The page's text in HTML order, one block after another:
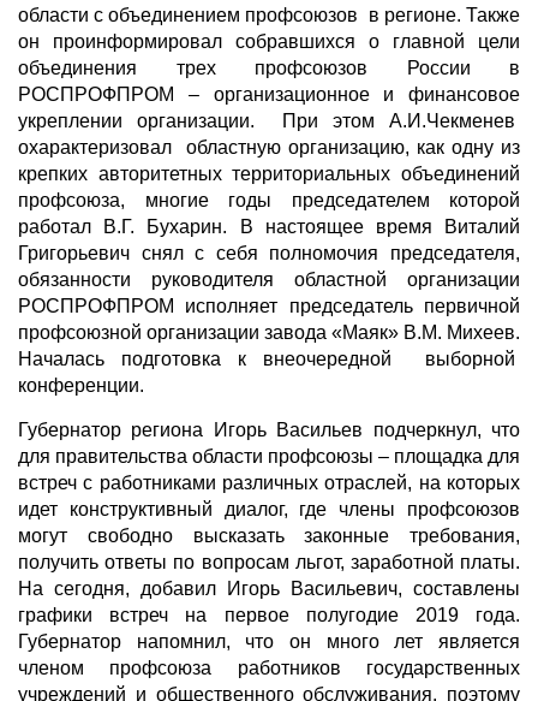
области с объединением профсоюзов в регионе. Также
он проинформировал собравшихся о главной цели
объединения трех профсоюзов России в
РОСПРОФПРОМ – организационное и финансовое
укреплении организации. При этом А.И.Чекменев
охарактеризовал областную организацию, как одну из
крепких авторитетных территориальных объединений
профсоюза, многие годы председателем которой
работал В.Г. Бухарин. В настоящее время Виталий
Григорьевич снял с себя полномочия председателя,
обязанности руководителя областной организации
РОСПРОФПРОМ исполняет председатель первичной
профсоюзной организации завода «Маяк» В.М. Михеев.
Началась подготовка к внеочередной выборной
конференции.
Губернатор региона Игорь Васильев подчеркнул, что
для правительства области профсоюзы – площадка для
встреч с работниками различных отраслей, на которых
идет конструктивный диалог, где члены профсоюзов
могут свободно высказать законные требования,
получить ответы по вопросам льгот, заработной платы.
На сегодня, добавил Игорь Васильевич, составлены
графики встреч на первое полугодие 2019 года.
Губернатор напомнил, что он много лет является
членом профсоюза работников государственных
учреждений и общественного обслуживания, поэтому